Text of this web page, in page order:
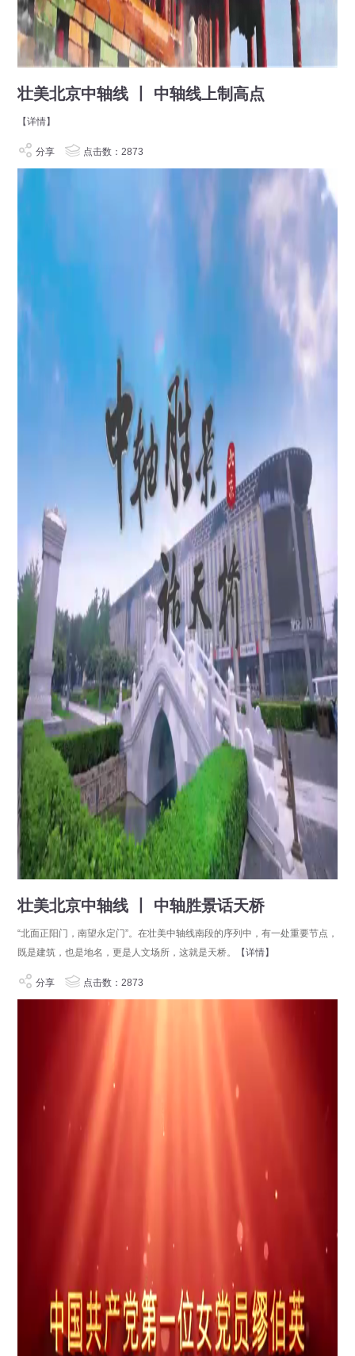
壮美北京中轴线 丨 中轴线上制高点
【详情】
分享 点击数：2873
壮美北京中轴线 丨 中轴胜景话天桥
“北面正阳门，南望永定门”。在壮美中轴线南段的序列中，有一处重要节点，
既是建筑，也是地名，更是人文场所，这就是天桥。
【详情】
分享 点击数：2873